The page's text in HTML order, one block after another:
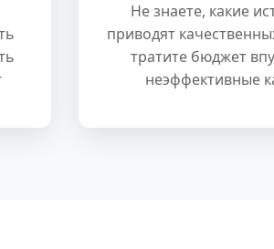
Не знаете, какие
приводят
тратите бюджет
неэффективные